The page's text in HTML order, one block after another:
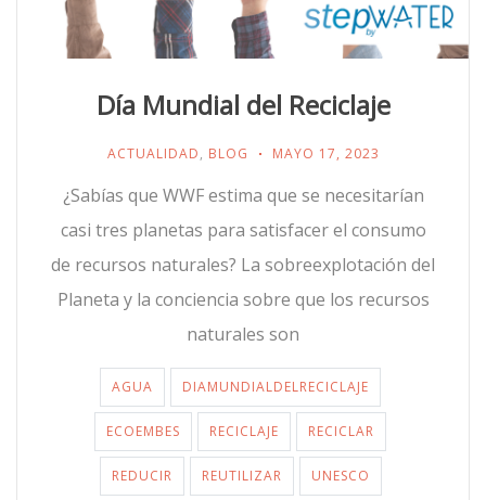
Día Mundial del Reciclaje
ACTUALIDAD, BLOG MAYO 17, 2023
¿Sabías que WWF estima que se necesitarían
casi tres planetas para satisfacer el consumo
de recursos naturales? La sobreexplotación del
Planeta y la conciencia sobre que los recursos
naturales son
AGUA DIAMUNDIALDELRECICLAJE
ECOEMBES RECICLAJE RECICLAR
REDUCIR REUTILIZAR UNESCO